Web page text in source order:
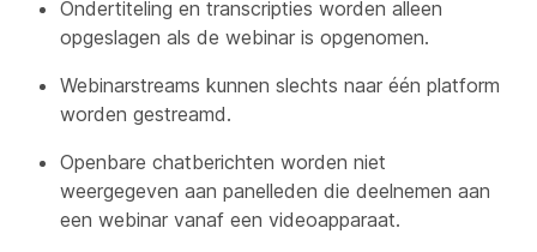
Ondertiteling en transcripties worden alleen
opgeslagen als de webinar is opgenomen.
Webinarstreams kunnen slechts naar één platform
worden gestreamd.
Openbare chatberichten worden niet
weergegeven aan panelleden die deelnemen aan
een webinar vanaf een videoapparaat.